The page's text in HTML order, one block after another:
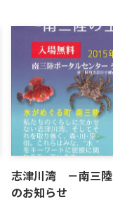
志津川湾 －南三
のお知らせ